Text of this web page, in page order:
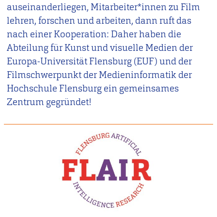
auseinanderliegen, Mitarbeiter*innen zu Film
lehren, forschen und arbeiten, dann ruft das
nach einer Kooperation: Daher haben die
Abteilung für Kunst und visuelle Medien der
Europa-Universität Flensburg (EUF) und der
Filmschwerpunkt der Medieninformatik der
Hochschule Flensburg ein gemeinsames
Zentrum gegründet!